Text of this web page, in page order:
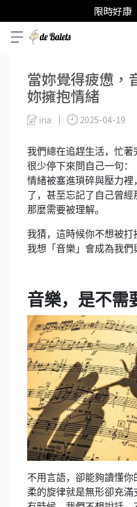
限時好康
當妳覺得疲憊，
妳擁抱情緒
ina 2025-04-19
我們總在追趕生活，忙
很少停下來問自己一句：
情緒被塞進瑣碎與壓力裡
了，甚至忘記了自己曾
那麼需要被理解。
我猜，這時候你不想被打
我想「音樂」會成為我們
音樂，是不需
不用言語，卻能夠讀懂
柔的旋律就是無形卻充滿